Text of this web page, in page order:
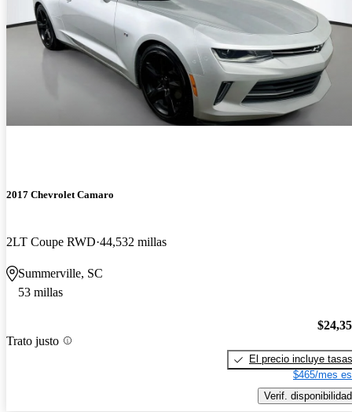
2017 Chevrolet Camaro
2LT Coupe RWD 44,532 millas
Summerville, SC
53 millas
Trato justo
El precio incluye tasas
$465/mes
Verif. disponibilidad